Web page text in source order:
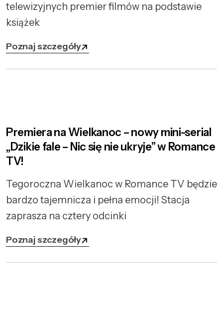
telewizyjnych premier filmów na podstawie
książek
Poznaj szczegóły
Premiera na Wielkanoc – nowy mini-serial
„Dzikie fale – Nic się nie ukryje” w Romance
TV!
Tegoroczna Wielkanoc w Romance TV będzie
bardzo tajemnicza i pełna emocji! Stacja
zaprasza na cztery odcinki
Poznaj szczegóły